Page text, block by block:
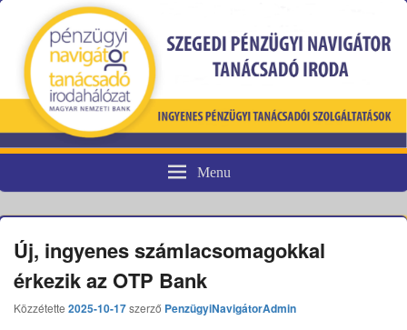
Pénzügyi fogyasztóvédelem
Menu
Új, ingyenes számlacsomagokkal
érkezik az OTP Bank
Közzétette 2025-10-17szerző PenzügyiNavigátorAdmin